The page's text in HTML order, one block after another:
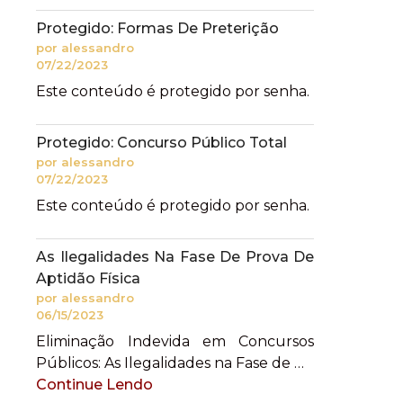
Protegido: Formas De Preterição
por alessandro
07/22/2023
Este conteúdo é protegido por senha.
Protegido: Concurso Público Total
por alessandro
07/22/2023
Este conteúdo é protegido por senha.
As Ilegalidades Na Fase De Prova De
Aptidão Física
por alessandro
06/15/2023
Eliminação Indevida em Concursos
Públicos: As Ilegalidades na Fase de …
Continue Lendo